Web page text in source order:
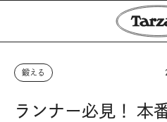
鍛える
ランナー必見！ 本